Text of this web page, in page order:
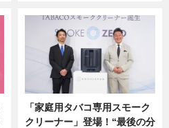
「家庭用タバコ専用スモーク
クリーナー」登場！“最後の分